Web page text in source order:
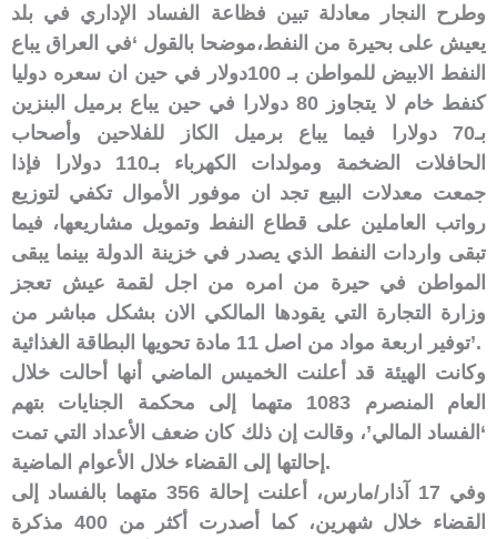
وطرح النجار معادلة تبين فظاعة الفساد الإداري في بلد
يعيش على بحيرة من النفط،موضحا بالقول ‘في العراق يباع
النفط الابيض للمواطن بـ 100دولار في حين ان سعره دوليا
كنفط خام لا يتجاوز 80 دولارا في حين يباع برميل البنزين
بـ70 دولارا فيما يباع برميل الكاز للفلاحين وأصحاب
الحافلات الضخمة ومولدات الكهرباء بـ110 دولارا فإذا
جمعت معدلات البيع تجد ان موفور الأموال تكفي لتوزيع
رواتب العاملين على قطاع النفط وتمويل مشاريعها، فيما
تبقى واردات النفط الذي يصدر في خزينة الدولة بينما يبقى
المواطن في حيرة من امره من اجل لقمة عيش تعجز
وزارة التجارة التي يقودها المالكي الان بشكل مباشر من
توفير اربعة مواد من اصل 11 مادة تحويها البطاقة الغذائية’.
وكانت الهيئة قد أعلنت الخميس الماضي أنها أحالت خلال
العام المنصرم 1083 متهما إلى محكمة الجنايات بتهم
‘الفساد المالي’، وقالت إن ذلك كان ضعف الأعداد التي تمت
إحالتها إلى القضاء خلال الأعوام الماضية.
وفي 17 آذار/مارس، أعلنت إحالة 356 متهما بالفساد إلى
القضاء خلال شهرين، كما أصدرت أكثر من 400 مذكرة